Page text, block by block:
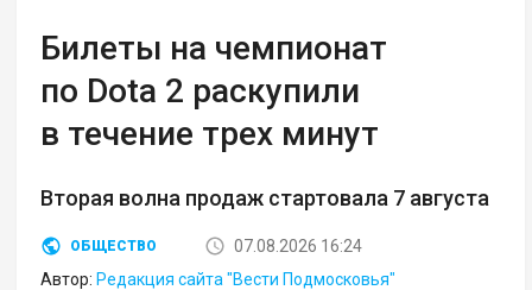
Билеты на чемпионат
по Dota 2 раскупили
в течение трех минут
Вторая волна продаж стартовала 7 августа
ОБЩЕСТВО
07.08.2026 16:24
Автор: Редакция сайта "Вести Подмосковья"